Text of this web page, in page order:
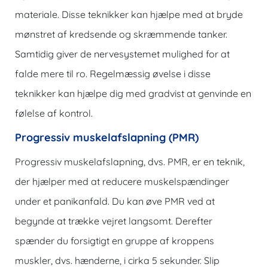
materiale. Disse teknikker kan hjælpe med at bryde
mønstret af kredsende og skræmmende tanker.
Samtidig giver de nervesystemet mulighed for at
falde mere til ro. Regelmæssig øvelse i disse
teknikker kan hjælpe dig med gradvist at genvinde en
følelse af kontrol.
Progressiv muskelafslapning (PMR)
Progressiv muskelafslapning, dvs. PMR, er en teknik,
der hjælper med at reducere muskelspændinger
under et panikanfald. Du kan øve PMR ved at
begynde at trække vejret langsomt. Derefter
spænder du forsigtigt en gruppe af kroppens
muskler, dvs. hænderne, i cirka 5 sekunder. Slip